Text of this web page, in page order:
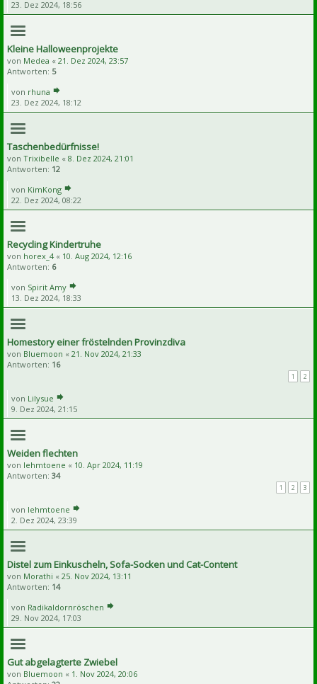
23. Dez 2024, 18:56
Kleine Halloweenprojekte
von Medea « 21. Dez 2024, 23:57
Antworten: 5
von rhuna
23. Dez 2024, 18:12
Taschenbedürfnisse!
von Trixibelle « 8. Dez 2024, 21:01
Antworten: 12
von KimKong
22. Dez 2024, 08:22
Recycling Kindertruhe
von horex_4 « 10. Aug 2024, 12:16
Antworten: 6
von Spirit Amy
13. Dez 2024, 18:33
Homestory einer fröstelnden Provinzdiva
von Bluemoon « 21. Nov 2024, 21:33
Antworten: 16
1 2
von Lilysue
9. Dez 2024, 21:15
Weiden flechten
von lehmtoene « 10. Apr 2024, 11:19
Antworten: 34
1 2 3
von lehmtoene
2. Dez 2024, 23:39
Distel zum Einkuscheln, Sofa-Socken und Cat-Content
von Morathi « 25. Nov 2024, 13:11
Antworten: 14
von Radikaldornröschen
29. Nov 2024, 17:03
Gut abgelagterte Zwiebel
von Bluemoon « 1. Nov 2024, 20:06